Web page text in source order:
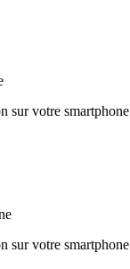
sur votre smartphone
sur votre smartphone